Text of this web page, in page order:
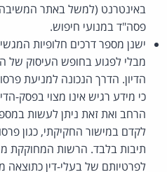
באינטרנט (למשל באתר
פסה"ד במנועי חיפוש.
ישנן מספר דרכים חלופיות
מבלי לפגוע בחופש העיסוק של
הדיון. הדרך הנכונה למניעת
כי מידע רגיש אינו מצוי בפסק-
הרחב ואת זאת ניתן לעשות
לקדם במישור החקיקתי, כגון
תיבות בלבד. הרשות המחוקקת
לפרטיותם של בעלי-דין